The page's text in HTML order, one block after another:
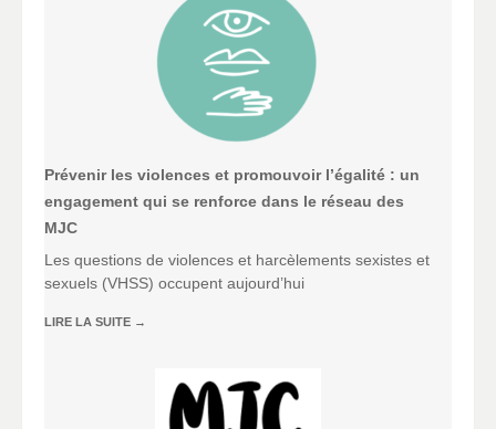
Prévenir les violences et promouvoir l’égalité : un
engagement qui se renforce dans le réseau des
MJC
Les questions de violences et harcèlements sexistes et
sexuels (VHSS) occupent aujourd’hui
LIRE LA SUITE →